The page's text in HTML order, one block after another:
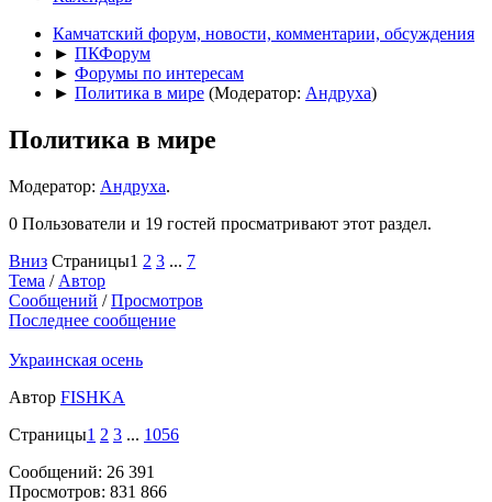
Камчатский форум, новости, комментарии, обсуждения
► ПКФорум
► Форумы по интересам
► Политика в мире (Модератор: Андруха)
Политика в мире
Модератор: Андруха.
0 Пользователи и 19 гостей просматривают этот раздел.
Вниз Страницы1 2 3 ... 7
Тема / Автор
Сообщений /Просмотров
Последнее сообщение
Украинская осень
Автор FISHKA
Страницы1 2 3 ... 1056
Сообщений: 26 391
Просмотров: 831 866